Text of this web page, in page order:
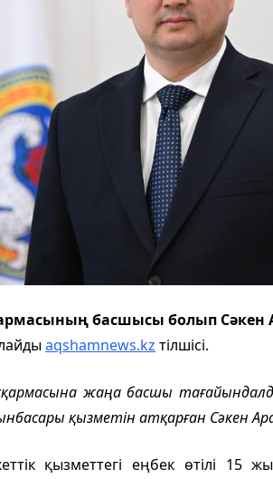
басшысы болып Сәкен
aqshamnews.kz тілшісі.
жаңа басшы
қызметін атқарған Сәкен
қызметтегі еңбек өтілі 15